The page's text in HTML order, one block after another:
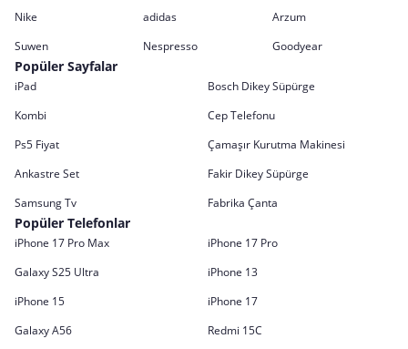
Nike adidas
Arzum
Suwen
Nespresso Goodyear
Popüler Sayfalar
iPad
Bosch Dikey Süpürge
Kombi
Cep Telefonu
Ps5 Fiyat
Çamaşır Kurutma Makinesi
Ankastre Set
Fakir Dikey Süpürge
Samsung Tv
Fabrika Çanta
Popüler Telefonlar
iPhone 17 Pro Max
iPhone 17 Pro
Galaxy S25 Ultra
iPhone 13
iPhone 15
iPhone 17
Galaxy A56
Redmi 15C